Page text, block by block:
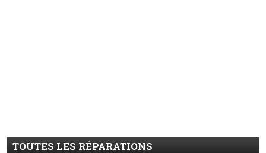
TOUTES LES RÉPARATIONS